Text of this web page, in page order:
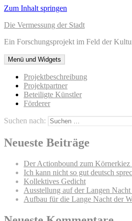
Zum Inhalt springen
Die Vermessung der Stadt
Ein Forschungsprojekt im Feld der
Menü und Widgets
Projektbeschreibung
Projektpartner
Beteiligte Künstler
Förderer
Suchen nach:
Neueste Beiträge
Der Actionbound zum
Ich kann nicht so gut deutsch
Kollektives Gedicht
Ausstellung auf der Langen Nacht
Aufbau für die Lange Nacht der